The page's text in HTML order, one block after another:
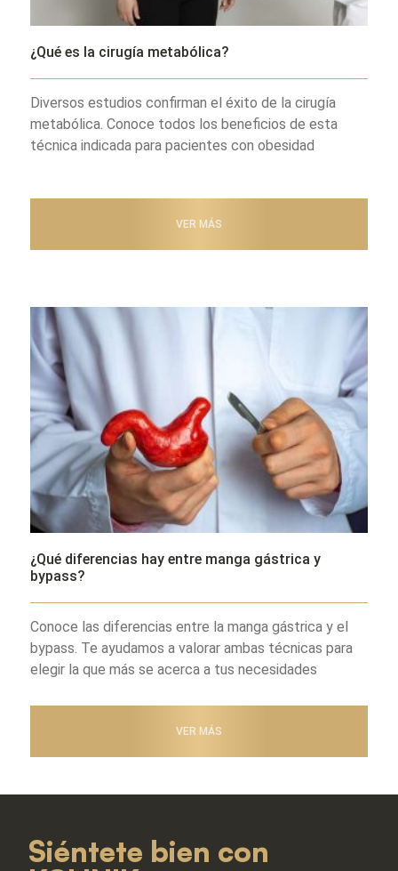
¿Qué es la cirugía metabólica?
Diversos estudios confirman el éxito de la cirugía
metabólica. Conoce todos los beneficios de esta
técnica indicada para pacientes con obesidad
VER MÁS
¿Qué diferencias hay entre manga gástrica y
bypass?
Conoce las diferencias entre la manga gástrica y el
bypass. Te ayudamos a valorar ambas técnicas para
elegir la que más se acerca a tus necesidades
VER MÁS
Siéntete bien con